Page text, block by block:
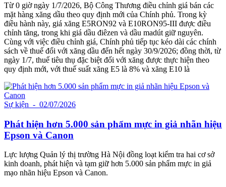
Từ 0 giờ ngày 1/7/2026, Bộ Công Thương điều chỉnh giá bán các
mặt hàng xăng dầu theo quy định mới của Chính phủ. Trong kỳ
điều hành này, giá xăng E5RON92 và E10RON95-III được điều
chỉnh tăng, trong khi giá dầu điêzen và dầu madút giữ nguyên.
Cùng với việc điều chỉnh giá, Chính phủ tiếp tục kéo dài các chính
sách về thuế đối với xăng dầu đến hết ngày 30/9/2026; đồng thời, từ
ngày 1/7, thuế tiêu thụ đặc biệt đối với xăng được thực hiện theo
quy định mới, với thuế suất xăng E5 là 8% và xăng E10 là
Sự kiện - 02/07/2026
Phát hiện hơn 5.000 sản phẩm mực in giả nhãn hiệu
Epson và Canon
Lực lượng Quản lý thị trường Hà Nội đồng loạt kiểm tra hai cơ sở
kinh doanh, phát hiện và tạm giữ hơn 5.000 sản phẩm mực in giả
mạo nhãn hiệu Epson và Canon.